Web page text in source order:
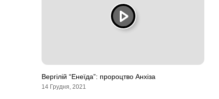
Вергілій “Енеїда”: пророцтво Анхіза
14 Грудня, 2021